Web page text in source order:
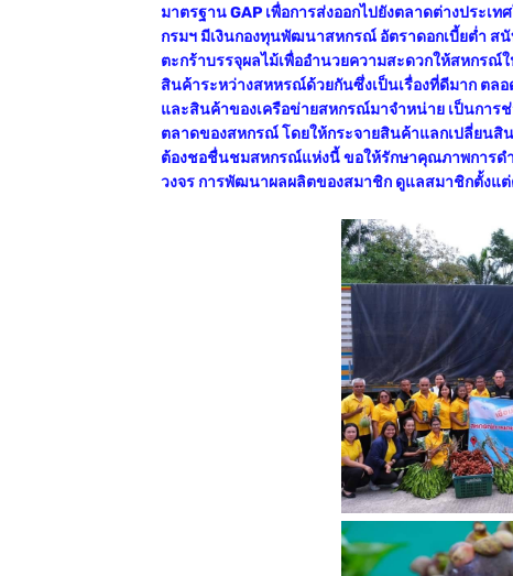
มาตรฐาน GAP เพื่อการส่งออกไปยังตลาดต่างประ
กรมฯ มีเงินกองทุนพัฒนาสหกรณ์ อัตราดอกเบี้ยต่ำ
ตะกร้าบรรจุผลไม้เพื่ออำนวยความสะดวกให้สหกรณ์ใ
สินค้าระหว่างสหหรณ์ด้วยกันซึ่งเป็นเรื่องที่ดีมาก ตล
และสินค้าของเครือข่ายสหกรณ์มาจำหน่าย เป็นการ
ตลาดของสหกรณ์ โดยให้กระจายสินค้าแลกเปลี่ยนสิ
ต้องชอชื่นชมสหกรณ์แห่งนี้ ขอให้รักษาคุณภาพการด
วงจร การพัฒนาผลผลิตของสมาชิก ดูแลสมาชิกตั้งแ